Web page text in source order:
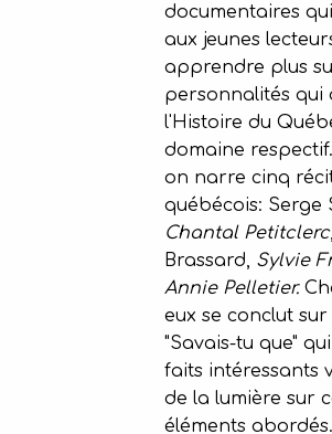
documentaires
aux jeunes
apprendre plus
personnalités qui
l'Histoire du
domaine
on narre cinq
québécois: Serge
Chantal Petitclerc
Brassard, Sylvie
Annie Pelletier.
eux se conclut
"Savais-tu que"
faits intéressants
de la lumière sur
éléments